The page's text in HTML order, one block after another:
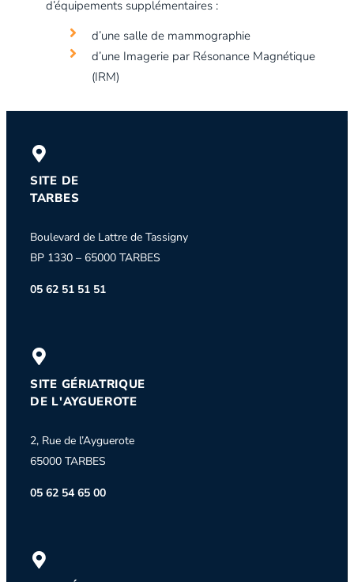
d’équipements supplémentaires :
d’une salle de mammographie
d’une Imagerie par Résonance Magnétique
(IRM)
SITE DE
TARBES
Boulevard de Lattre de Tassigny
BP 1330 – 65000 TARBES
05 62 51 51 51
SITE GÉRIATRIQUE
DE L'AYGUEROTE
2, Rue de l’Ayguerote
65000 TARBES
05 62 54 65 00